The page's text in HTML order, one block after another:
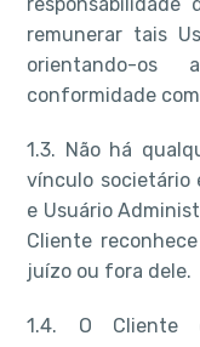
remunerar tais
orientando-
conformidade
1.3. Não há
vínculo societário
e Usuário
Cliente
juízo ou fora dele.
1.4. O Cliente